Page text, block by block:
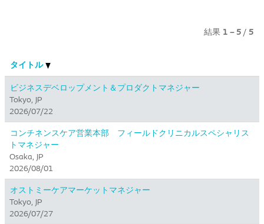
結果 1 – 5 / 5
タイトル
ビジネスデベロップメント＆プロダクトマネジャー
Tokyo, JP
2026/07/22
コンチネンスケア営業本部 フィールドクリニカルスペシャリス
トマネジャー
Osaka, JP
2026/08/01
オストミーケアマーケットマネジャー
Tokyo, JP
2026/07/27